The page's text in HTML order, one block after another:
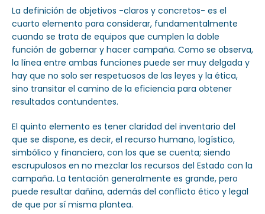
La definición de objetivos -claros y concretos- es el
cuarto elemento para considerar, fundamentalmente
cuando se trata de equipos que cumplen la doble
función de gobernar y hacer campaña. Como se observa,
la línea entre ambas funciones puede ser muy delgada y
hay que no solo ser respetuosos de las leyes y la ética,
sino transitar el camino de la eficiencia para obtener
resultados contundentes.
El quinto elemento es tener claridad del inventario del
que se dispone, es decir, el recurso humano, logístico,
simbólico y financiero, con los que se cuenta; siendo
escrupulosos en no mezclar los recursos del Estado con la
campaña. La tentación generalmente es grande, pero
puede resultar dañina, además del conflicto ético y legal
de que por sí misma plantea.